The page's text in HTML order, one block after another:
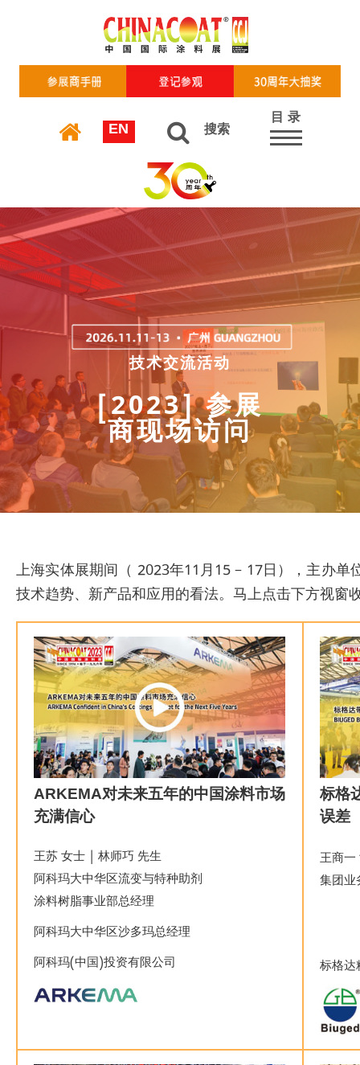
EN 搜索
目 录
技术交流活动
[2023] 参展
商现场访问
上海实体展期间（ 2023年11月15 – 17日），主办
技术趋势、新产品和应用的看法。马上点击下方视窗
ARKEMA对未来五年的中国涂料市场
充满信心
王苏 女士 | 林师巧 先生
阿科玛大中华区流变与特种助剂
涂料树脂事业部总经理
阿科玛大中华区沙多玛总经理
阿科玛(中国)投资有限公司
标格
误差
王商一
集团业
标格达